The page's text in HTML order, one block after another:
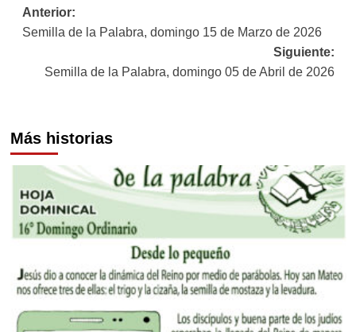
Navegación
de
entradas
Anterior:
Semilla de la Palabra, domingo 15 de Marzo de 2026
Siguiente:
Semilla de la Palabra, domingo 05 de Abril de 2026
Más historias